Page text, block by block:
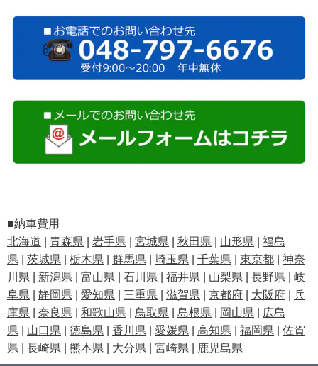
■納車費用
北海道
青森県 岩手県 宮城県 秋田県 山形県
福島
県
茨城県 栃木県 群馬県 埼玉県 千葉県 東京都
神奈
川県
新潟県 富山県 石川県 福井県 山梨県 長野県
岐
阜県
静岡県 愛知県 三重県 滋賀県 京都府 大阪府
兵
庫県
奈良県 和歌山県 鳥取県 島根県 岡山県
広島
県
山口県 徳島県 香川県 愛媛県 高知県 福岡県
佐賀
県
長崎県 熊本県 大分県 宮崎県 鹿児島県